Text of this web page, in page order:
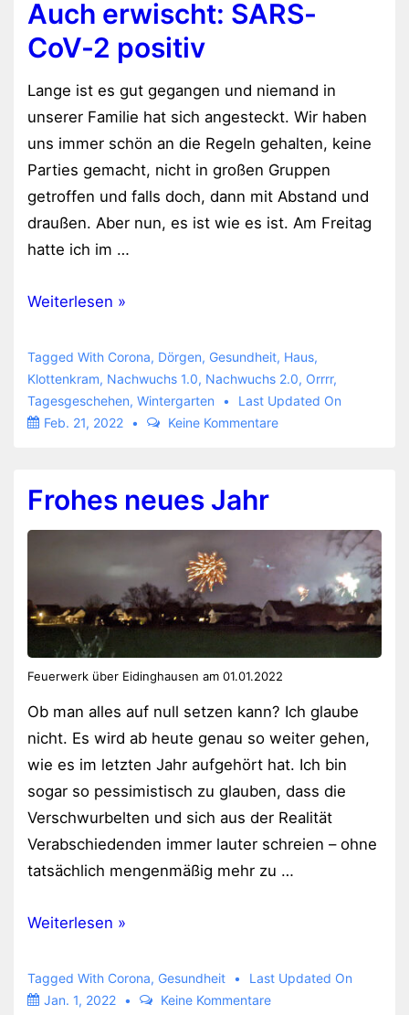
Auch erwischt: SARS-
CoV-2 positiv
Lange ist es gut gegangen und niemand in
unserer Familie hat sich angesteckt. Wir haben
uns immer schön an die Regeln gehalten, keine
Parties gemacht, nicht in großen Gruppen
getroffen und falls doch, dann mit Abstand und
draußen. Aber nun, es ist wie es ist. Am Freitag
hatte ich im …
Auch
SARS-
CoV-
2
positiv
Weiterlesen »
Tagged With Corona, Dörgen, Gesundheit, Haus,
Klottenkram, Nachwuchs 1.0, Nachwuchs 2.0, Orrrr,
Tagesgeschehen, Wintergarten
Last Updated On
Feb. 21, 2022
Keine Kommentare
Frohes neues Jahr
Feuerwerk über Eidinghausen am 01.01.2022
Ob man alles auf null setzen kann? Ich glaube
nicht. Es wird ab heute genau so weiter gehen,
wie es im letzten Jahr aufgehört hat. Ich bin
sogar so pessimistisch zu glauben, dass die
Verschwurbelten und sich aus der Realität
Verabschiedenden immer lauter schreien – ohne
tatsächlich mengenmäßig mehr zu …
Frohes
Jahr
Weiterlesen »
Tagged With Corona, Gesundheit
Last Updated On
Jan. 1, 2022
Keine Kommentare